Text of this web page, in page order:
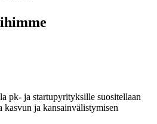
pk- ja startupyrityksille suositellaan
kasvun ja kansainvälistymisen